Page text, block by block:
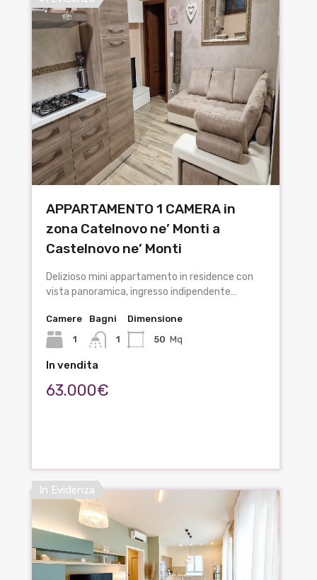
APPARTAMENTO 1 CAMERA in
zona Catelnovo ne’ Monti a
Castelnovo ne’ Monti
Delizioso mini appartamento in residence con
vista panoramica, ingresso indipendente…
Camere
1
Bagni
1
Dimensione
50 Mq
In vendita
63.000€
In Evidenza